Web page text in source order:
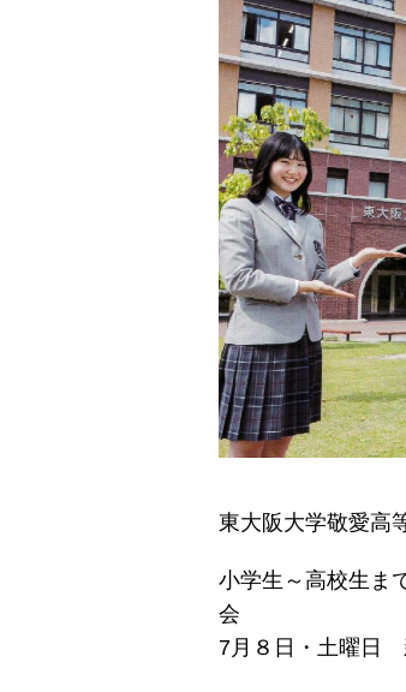
東大阪大学敬愛高
小学生～高校生
会
7月８日・土曜日